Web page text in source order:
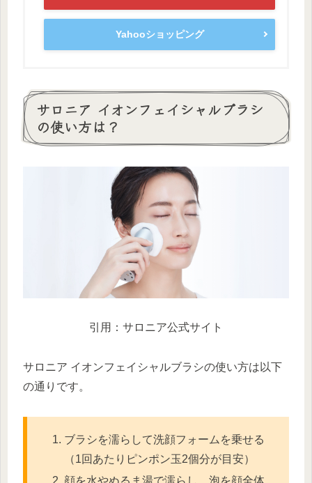
Yahooショッピング
サロニア イオンフェイシャルブラシ
の使い方は？
引用：サロニア公式サイト
サロニア イオンフェイシャルブラシの使い方は以下
の通りです。
ブラシを濡らして洗顔フォームを乗せる
（1回あたりピンポン玉2個分が目安）